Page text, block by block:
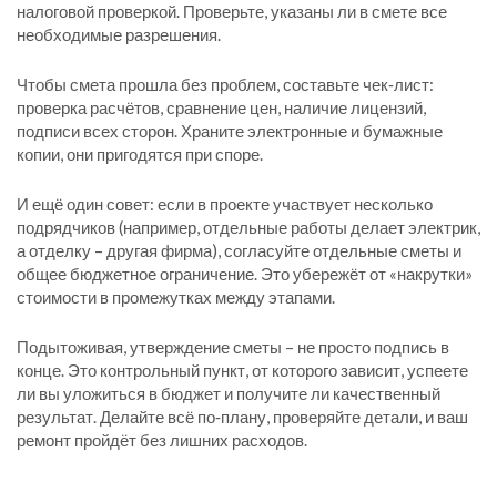
налоговой проверкой. Проверьте, указаны ли в смете все
необходимые разрешения.
Чтобы смета прошла без проблем, составьте чек‑лист:
проверка расчётов, сравнение цен, наличие лицензий,
подписи всех сторон. Храните электронные и бумажные
копии, они пригодятся при споре.
И ещё один совет: если в проекте участвует несколько
подрядчиков (например, отдельные работы делает электрик,
а отделку – другая фирма), согласуйте отдельные сметы и
общее бюджетное ограничение. Это убережёт от «накрутки»
стоимости в промежутках между этапами.
Подытоживая, утверждение сметы – не просто подпись в
конце. Это контрольный пункт, от которого зависит, успеете
ли вы уложиться в бюджет и получите ли качественный
результат. Делайте всё по‑плану, проверяйте детали, и ваш
ремонт пройдёт без лишних расходов.